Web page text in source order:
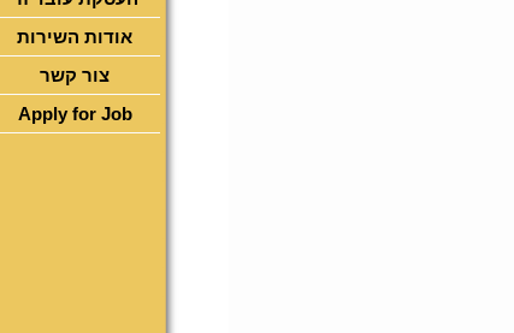
אודות השירות
צור קשר
Apply for Job